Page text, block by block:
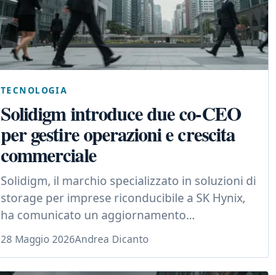
TECNOLOGIA
Solidigm introduce due co-CEO
per gestire operazioni e crescita
commerciale
Solidigm, il marchio specializzato in soluzioni di
storage per imprese riconducibile a SK Hynix,
ha comunicato un aggiornamento...
28 Maggio 2026Andrea Dicanto